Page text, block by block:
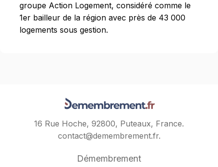
groupe Action Logement, considéré comme le
1er bailleur de la région avec près de 43 000
logements sous gestion.
16 Rue Hoche, 92800, Puteaux, France.
contact@demembrement.fr.
Démembrement